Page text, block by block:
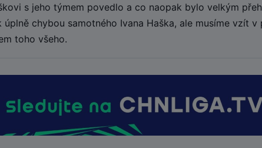
s jeho týmem povedlo a co naopak bylo velkým
úplně chybou samotného Ivana Haška, ale musíme vzít
toho všeho.